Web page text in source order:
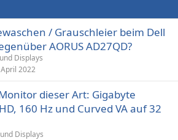
/ Grauschleier beim Dell
AORUS AD27QD?
Displays
2022
dieser Art: Gigabyte
160 Hz und Curved VA auf 32
Displays